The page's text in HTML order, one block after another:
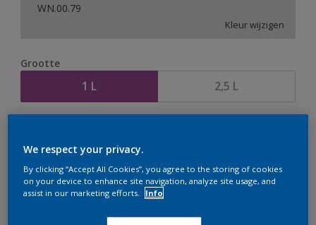
WN.00.79
Kleur wijzigen
Grootte
1 L 2,5 L
te bestellen. Houd de website in de gaten, we werken
We respect your privacy.
By clicking “Accept All Cookies”, you agree to the storing of cookies
on your device to enhance site navigation, analyze site usage, and
assist in our marketing efforts.
Info